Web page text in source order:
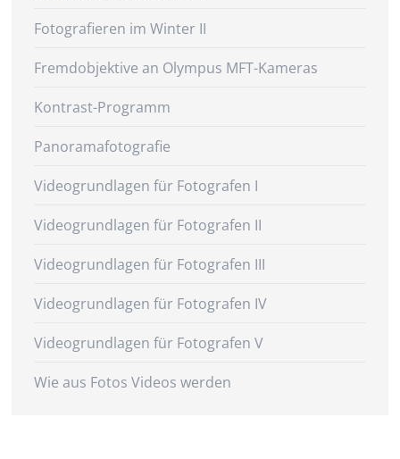
Fotografieren im Winter II
Fremdobjektive an Olympus MFT-Kameras
Kontrast-Programm
Panoramafotografie
Videogrundlagen für Fotografen I
Videogrundlagen für Fotografen II
Videogrundlagen für Fotografen III
Videogrundlagen für Fotografen IV
Videogrundlagen für Fotografen V
Wie aus Fotos Videos werden